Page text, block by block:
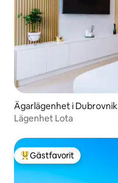
Ägarlägenhet i Dubrovnik
Lägenhet Lota
Populär gästfavorit
Gästfavorit